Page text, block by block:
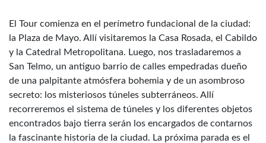
El Tour comienza en el perímetro fundacional de la ciudad:
la Plaza de Mayo. Allí visitaremos la Casa Rosada, el Cabildo
y la Catedral Metropolitana. Luego, nos trasladaremos a
San Telmo, un antiguo barrio de calles empedradas dueño
de una palpitante atmósfera bohemia y de un asombroso
secreto: los misteriosos túneles subterráneos. Allí
recorreremos el sistema de túneles y los diferentes objetos
encontrados bajo tierra serán los encargados de contarnos
la fascinante historia de la ciudad. La próxima parada es el